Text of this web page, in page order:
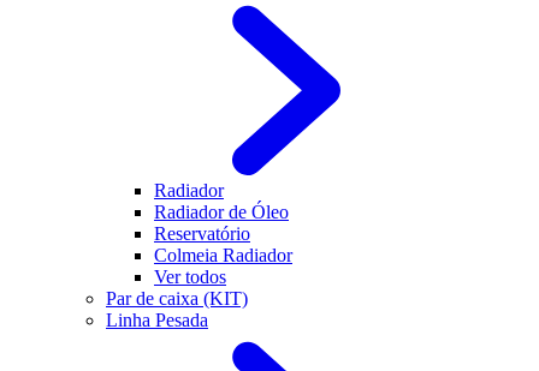
Radiador
Radiador de Óleo
Reservatório
Colmeia Radiador
Ver todos
Par de caixa (KIT)
Linha Pesada